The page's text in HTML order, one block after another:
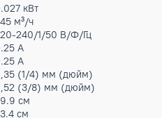
настенные
охлаждение, обогрев
25 дБ(А)
33 дБ(А)
Пульт ДУ
Wi-Fi,Настенный проводной
2
2.2 кВт